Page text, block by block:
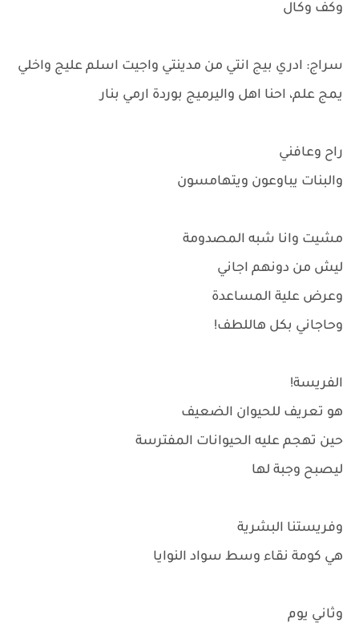
وكف وكال
سراج: ادري بيج انتي من مدينتي واجيت اسلم عليج واخلي
يمج علم، احنا اهل واليرميج بوردة ارمي بنار
راح وعافني
والبنات يباوعون ويتهامسون
مشيت وانا شبه المصدومة
ليش من دونهم اجاني
وعرض علية المساعدة
وحاجاني بكل هاللطف!
الفريسة!
هو تعريف للحيوان الضعيف
حين تهجم عليه الحيوانات المفترسة
ليصبح وجبة لها
وفريستنا البشرية
هي كومة نقاء وسط سواد النوايا
وثاني يوم